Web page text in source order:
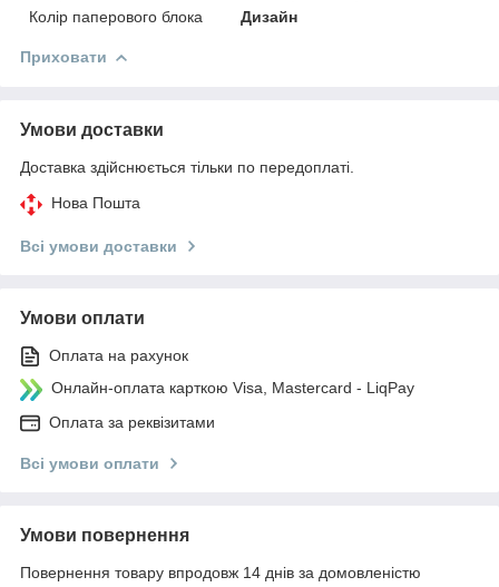
Колір паперового блока
Дизайн
Приховати
Умови доставки
Доставка здійснюється тільки по передоплаті.
Нова Пошта
Всі умови доставки
Умови оплати
Оплата на рахунок
Онлайн-оплата карткою Visa, Mastercard - LiqPay
Оплата за реквізитами
Всі умови оплати
Умови повернення
Повернення товару впродовж 14 днів за домовленістю